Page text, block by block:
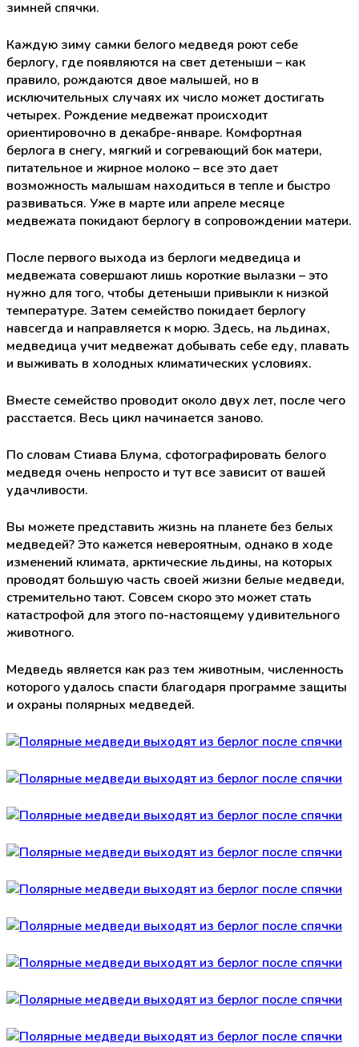
зимней спячки.
Каждую зиму самки белого медведя роют себе
берлогу, где появляются на свет детеныши – как
правило, рождаются двое малышей, но в
исключительных случаях их число может достигать
четырех. Рождение медвежат происходит
ориентировочно в декабре-январе. Комфортная
берлога в снегу, мягкий и согревающий бок матери,
питательное и жирное молоко – все это дает
возможность малышам находиться в тепле и быстро
развиваться. Уже в марте или апреле месяце
медвежата покидают берлогу в сопровождении матери.
После первого выхода из берлоги медведица и
медвежата совершают лишь короткие вылазки – это
нужно для того, чтобы детеныши привыкли к низкой
температуре. Затем семейство покидает берлогу
навсегда и направляется к морю. Здесь, на льдинах,
медведица учит медвежат добывать себе еду, плавать
и выживать в холодных климатических условиях.
Вместе семейство проводит около двух лет, после чего
расстается. Весь цикл начинается заново.
По словам Стиава Блума, сфотографировать белого
медведя очень непросто и тут все зависит от вашей
удачливости.
Вы можете представить жизнь на планете без белых
медведей? Это кажется невероятным, однако в ходе
изменений климата, арктические льдины, на которых
проводят большую часть своей жизни белые медведи,
стремительно тают. Совсем скоро это может стать
катастрофой для этого по-настоящему удивительного
животного.
Медведь является как раз тем животным, численность
которого удалось спасти благодаря программе защиты
и охраны полярных медведей.